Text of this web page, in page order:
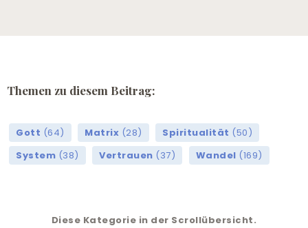
Themen zu diesem Beitrag:
Gott (64) Matrix (28) Spiritualität (50)
System (38) Vertrauen (37) Wandel (169)
Diese Kategorie in der Scrollübersicht.